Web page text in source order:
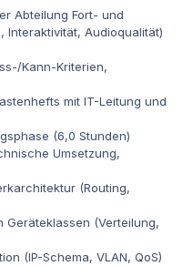
Abteilung Fort- und
Interaktivität, Audioqualität)
Kann-Kriterien,
mit IT-Leitung und
(6,0 Stunden)
Umsetzung,
(Routing,
(Verteilung,
(IP-Schema, VLAN, QoS)